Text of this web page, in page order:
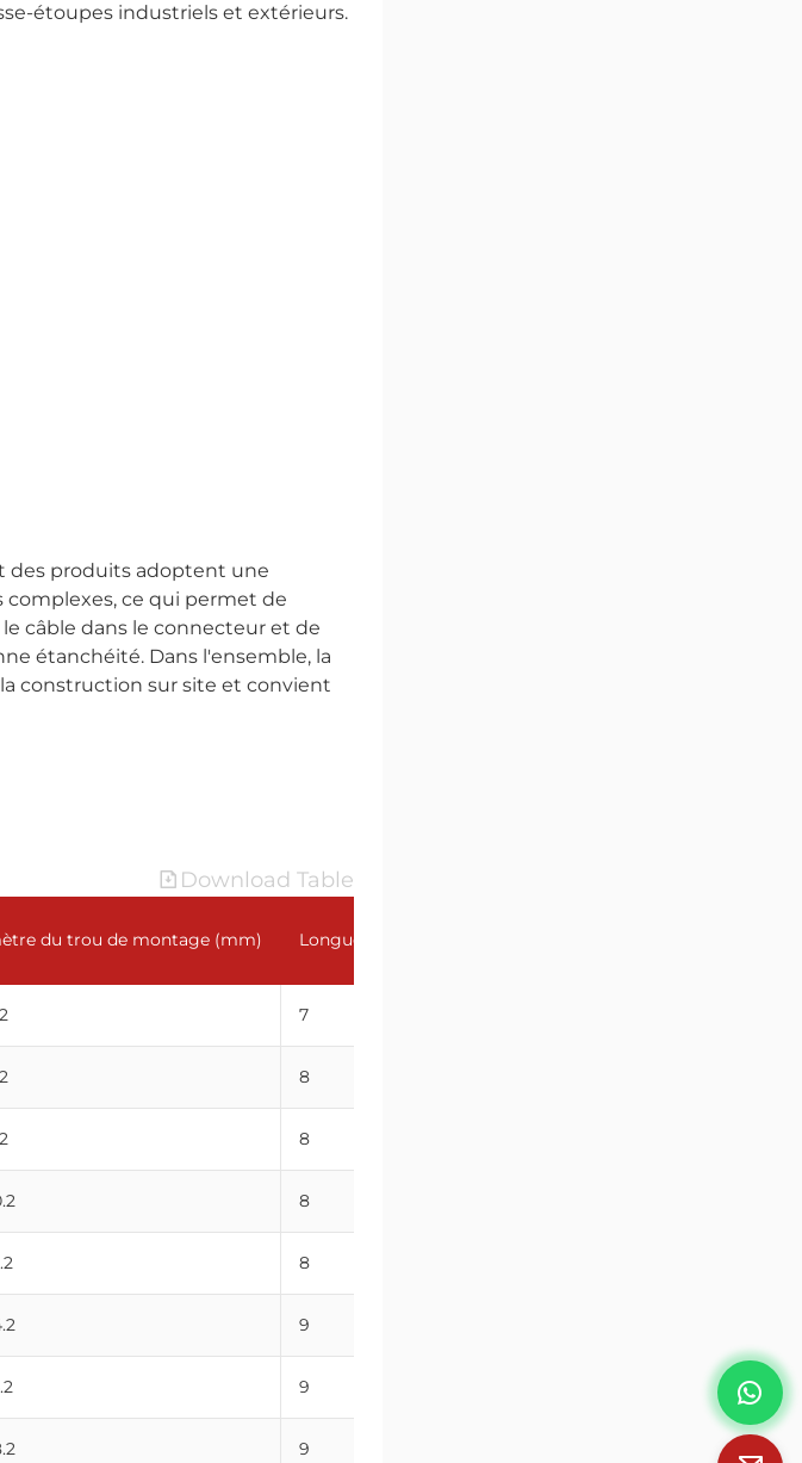
étoupes industriels et extérieurs.
des produits adoptent une
complexes, ce qui permet de
câble dans le connecteur et de
étanchéité. Dans l'ensemble, la
construction sur site et convient
Download Table
du trou de montage (mm) Longueur du filetage GL(mm)
7
8
8
8
8
9
9
9